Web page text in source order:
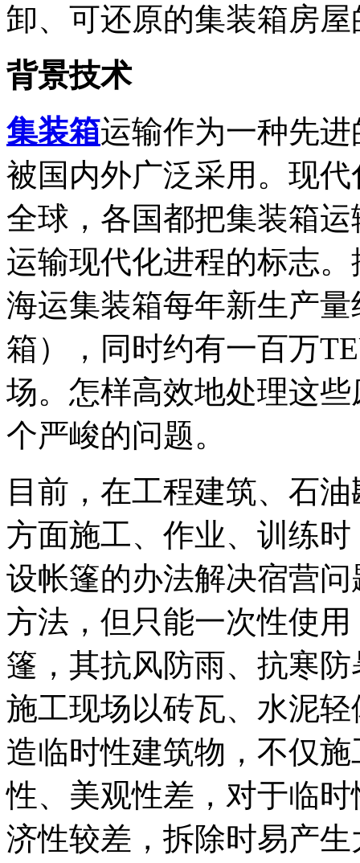
卸、可还原的集装箱房
背景技术
集装箱运输作为一种先
被国内外广泛采用。现
全球，各国都把集装箱
运输现代化进程的标志
海运集装箱每年新生产
箱），同时约有一百万
场。怎样高效地处理这些
个严峻的问题。
目前，在工程建筑、石
方面施工、作业、训练
设帐篷的办法解决宿营
方法，但只能一次性使
篷，其抗风防雨、抗寒
施工现场以砖瓦、水泥
造临时性建筑物，不仅
性、美观性差，对于临
济性较差，拆除时易产